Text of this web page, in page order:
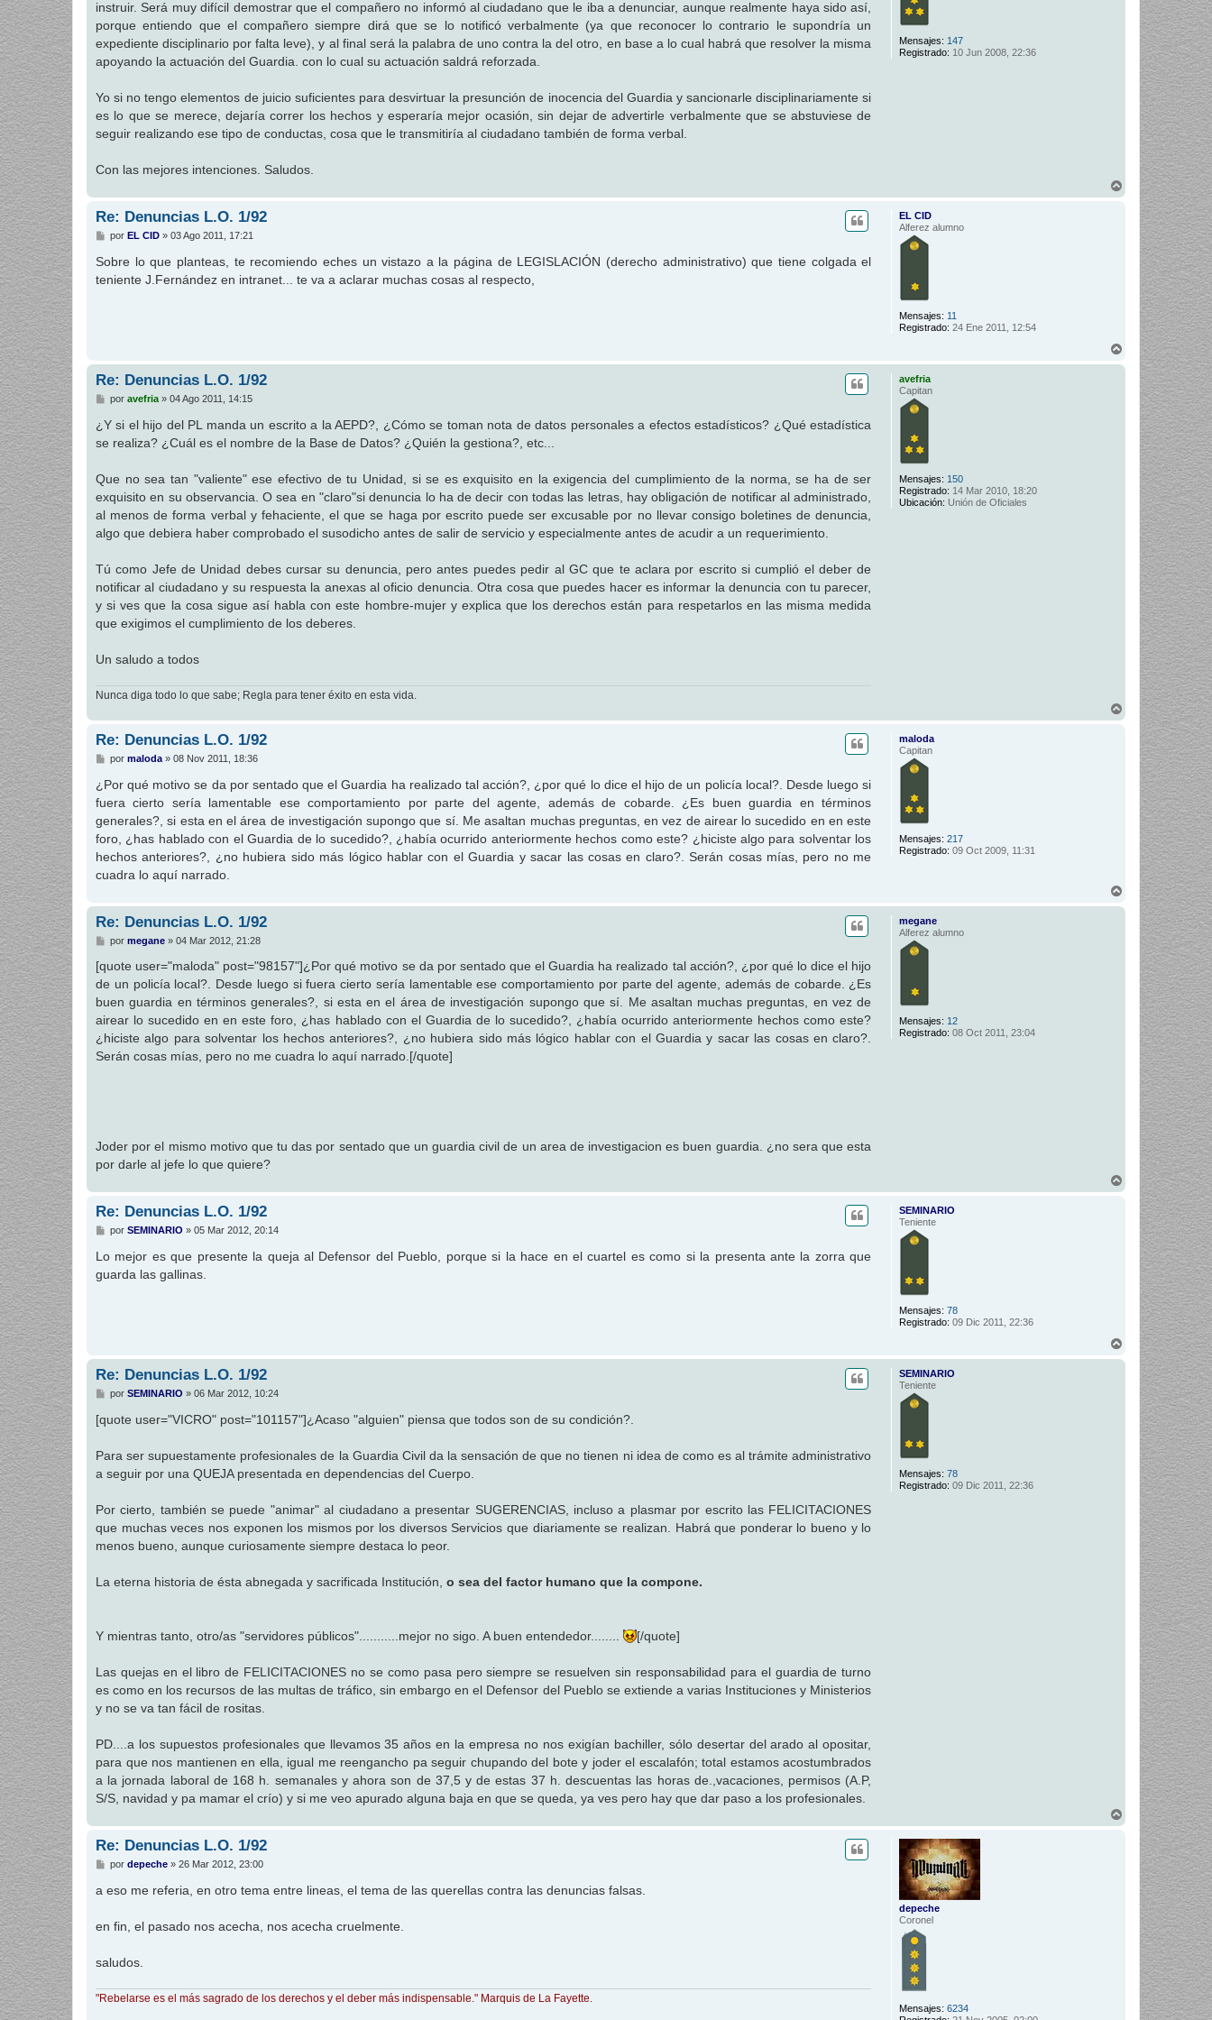
Mensajes: 147
Registrado: 10 Jun 2008, 22:36
a
j
e
instruir. Será muy difícil demostrar que el compañero no informó al ciudadano que le iba a denunciar, aunque realmente haya sido así,
porque entiendo que el compañero siempre dirá que se lo notificó verbalmente (ya que reconocer lo contrario le supondría un
expediente disciplinario por falta leve), y al final será la palabra de uno contra la del otro, en base a lo cual habrá que resolver la misma
apoyando la actuación del Guardia. con lo cual su actuación saldrá reforzada.
Yo si no tengo elementos de juicio suficientes para desvirtuar la presunción de inocencia del Guardia y sancionarle disciplinariamente si
es lo que se merece, dejaría correr los hechos y esperaría mejor ocasión, sin dejar de advertirle verbalmente que se abstuviese de
seguir realizando ese tipo de conductas, cosa que le transmitiría al ciudadano también de forma verbal.
Con las mejores intenciones. Saludos.
EL CID
Alferez alumno
Mensajes: 11
Registrado: 24 Ene 2011, 12:54
Re: Denuncias L.O. 1/92
M
n
a
por EL CID» 03 Ago 2011, 17:21
Sobre lo que planteas, te recomiendo eches un vistazo a la página de LEGISLACIÓN (derecho administrativo) que tiene colgada el
teniente J.Fernández en intranet... te va a aclarar muchas cosas al respecto,
avefria
Capitan
Mensajes: 150
Registrado: 14 Mar 2010, 18:20
Ubicación: Unión de Oficiales
Re: Denuncias L.O. 1/92
M
n
a
por avefria» 04 Ago 2011, 14:15
¿Y si el hijo del PL manda un escrito a la AEPD?, ¿Cómo se toman nota de datos personales a efectos estadísticos? ¿Qué estadística
se realiza? ¿Cuál es el nombre de la Base de Datos? ¿Quién la gestiona?, etc...
Que no sea tan "valiente" ese efectivo de tu Unidad, si se es exquisito en la exigencia del cumplimiento de la norma, se ha de ser
exquisito en su observancia. O sea en "claro"si denuncia lo ha de decir con todas las letras, hay obligación de notificar al administrado,
al menos de forma verbal y fehaciente, el que se haga por escrito puede ser excusable por no llevar consigo boletines de denuncia,
algo que debiera haber comprobado el susodicho antes de salir de servicio y especialmente antes de acudir a un requerimiento.
Tú como Jefe de Unidad debes cursar su denuncia, pero antes puedes pedir al GC que te aclara por escrito si cumplió el deber de
notificar al ciudadano y su respuesta la anexas al oficio denuncia. Otra cosa que puedes hacer es informar la denuncia con tu parecer,
y si ves que la cosa sigue así habla con este hombre-mujer y explica que los derechos están para respetarlos en las misma medida
que exigimos el cumplimiento de los deberes.
Un saludo a todos
Nunca diga todo lo que sabe; Regla para tener éxito en esta vida.
maloda
Capitan
Mensajes: 217
Registrado: 09 Oct 2009, 11:31
Re: Denuncias L.O. 1/92
M
n
a
e
por maloda» 08 Nov 2011, 18:36
¿Por qué motivo se da por sentado que el Guardia ha realizado tal acción?, ¿por qué lo dice el hijo de un policía local?. Desde luego si
fuera cierto sería lamentable ese comportamiento por parte del agente, además de cobarde. ¿Es buen guardia en términos
generales?, si esta en el área de investigación supongo que sí. Me asaltan muchas preguntas, en vez de airear lo sucedido en en este
foro, ¿has hablado con el Guardia de lo sucedido?, ¿había ocurrido anteriormente hechos como este? ¿hiciste algo para solventar los
hechos anteriores?, ¿no hubiera sido más lógico hablar con el Guardia y sacar las cosas en claro?. Serán cosas mías, pero no me
cuadra lo aquí narrado.
megane
Alferez alumno
Mensajes: 12
Registrado: 08 Oct 2011, 23:04
Re: Denuncias L.O. 1/92
M
n
a
j
e
por megane» 04 Mar 2012, 21:28
[quote user="maloda" post="98157"]¿Por qué motivo se da por sentado que el Guardia ha realizado tal acción?, ¿por qué lo dice el hijo
de un policía local?. Desde luego si fuera cierto sería lamentable ese comportamiento por parte del agente, además de cobarde. ¿Es
buen guardia en términos generales?, si esta en el área de investigación supongo que sí. Me asaltan muchas preguntas, en vez de
airear lo sucedido en en este foro, ¿has hablado con el Guardia de lo sucedido?, ¿había ocurrido anteriormente hechos como este?
¿hiciste algo para solventar los hechos anteriores?, ¿no hubiera sido más lógico hablar con el Guardia y sacar las cosas en claro?.
Serán cosas mías, pero no me cuadra lo aquí narrado.[/quote]
Joder por el mismo motivo que tu das por sentado que un guardia civil de un area de investigacion es buen guardia. ¿no sera que esta
por darle al jefe lo que quiere?
SEMINARIO
Teniente
Mensajes: 78
Registrado: 09 Dic 2011, 22:36
Re: Denuncias L.O. 1/92
M
n
a
por SEMINARIO » 05 Mar 2012, 20:14
Lo mejor es que presente la queja al Defensor del Pueblo, porque si la hace en el cuartel es como si la presenta ante la zorra que
guarda las gallinas.
SEMINARIO
Teniente
Mensajes: 78
Registrado: 09 Dic 2011, 22:36
Re: Denuncias L.O. 1/92
M
n
j
e
por SEMINARIO » 06 Mar 2012, 10:24
[quote user="VICRO" post="101157"]¿Acaso "alguien" piensa que todos son de su condición?.
Para ser supuestamente profesionales de la Guardia Civil da la sensación de que no tienen ni idea de como es al trámite administrativo
a seguir por una QUEJA presentada en dependencias del Cuerpo.
Por cierto, también se puede "animar" al ciudadano a presentar SUGERENCIAS, incluso a plasmar por escrito las FELICITACIONES
que muchas veces nos exponen los mismos por los diversos Servicios que diariamente se realizan. Habrá que ponderar lo bueno y lo
menos bueno, aunque curiosamente siempre destaca lo peor.
La eterna historia de ésta abnegada y sacrificada Institución, o sea del factor humano que la compone.
Y mientras tanto, otro/as "servidores públicos"...........mejor no sigo. A buen entendedor........ [/quote]
Las quejas en el libro de FELICITACIONES no se como pasa pero siempre se resuelven sin responsabilidad para el guardia de turno
es como en los recursos de las multas de tráfico, sin embargo en el Defensor del Pueblo se extiende a varias Instituciones y Ministerios
y no se va tan fácil de rositas.
PD....a los supuestos profesionales que llevamos 35 años en la empresa no nos exigían bachiller, sólo desertar del arado al opositar,
para que nos mantienen en ella, igual me reengancho pa seguir chupando del bote y joder el escalafón; total estamos acostumbrados
a la jornada laboral de 168 h. semanales y ahora son de 37,5 y de estas 37 h. descuentas las horas de.,vacaciones, permisos (A.P,
S/S, navidad y pa mamar el crío) y si me veo apurado alguna baja en que se queda, ya ves pero hay que dar paso a los profesionales.
depeche
Coronel
Mensajes: 6234
Re: Denuncias L.O. 1/92
M
n
s
e
por depeche» 26 Mar 2012, 23:00
a eso me referia, en otro tema entre lineas, el tema de las querellas contra las denuncias falsas.
en fin, el pasado nos acecha, nos acecha cruelmente.
saludos.
"Rebelarse es el más sagrado de los derechos y el deber más indispensable." Marquis de La Fayette.